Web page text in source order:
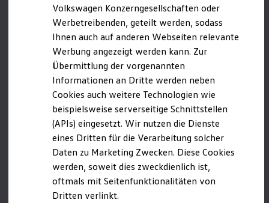
Werkbesichtigung
Factory visit
Lifestyle Shop
Golf Kollektion
ID. Kollektion
Volkswagen Kollektion
GTI Kollektion
Fußball Drop
we drive football
#wedriveproud
Besitzer und Service
myVolkswagen
Software Updates
Service und Ersatzteile
Inspektion und HU/AU
Reparaturen und Checks
Volkswagen Konzerngesellschaften oder
Werbetreibenden, geteilt werden, sodass
Ihnen auch auf anderen Webseiten relevante
Werbung angezeigt werden kann. Zur
Übermittlung der vorgenannten
Informationen an Dritte werden neben
Cookies auch weitere Technologien wie
beispielsweise serverseitige Schnittstellen
(APIs) eingesetzt. Wir nutzen die Dienste
eines Dritten für die Verarbeitung solcher
Daten zu Marketing Zwecken. Diese Cookies
werden, soweit dies zweckdienlich ist,
oftmals mit Seitenfunktionalitäten von
Dritten verlinkt.